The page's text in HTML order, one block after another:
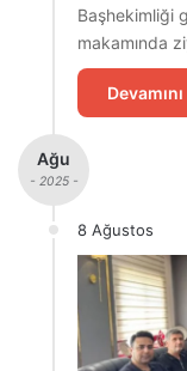
Başhekimliği
makamında
Ağu
- 2025 -
8 Ağustos